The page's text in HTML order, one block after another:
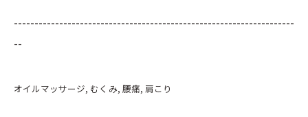
--------------------------------------------------------------------
--
オイルマッサージ むくみ 腰痛 肩こり